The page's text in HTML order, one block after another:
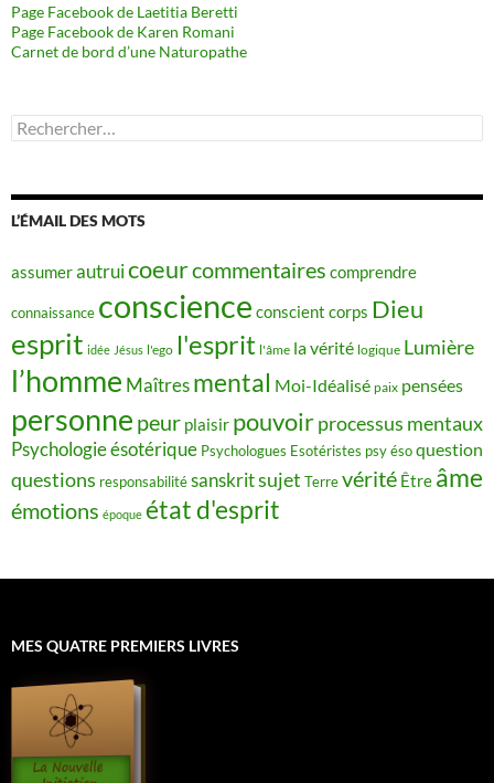
Page Facebook de Laetitia Beretti
Page Facebook de Karen Romani
Carnet de bord d’une Naturopathe
Rechercher :
L’ÉMAIL DES MOTS
assumerautruicoeurcommentaires comprendre
connaissance conscience conscient corps Dieu
esprit idée Jésus l'ego l'esprit l'âme la vérité logique Lumière
l’homme Maîtres mental Moi-Idéalisé paix pensées
personne peur plaisir pouvoirprocessus mentaux
Psychologie ésotérique Psychologues Esotéristes psy ésoquestion
questions responsabilitésanskritsujet Terrevérité Être âme
émotions époque état d'esprit
MES QUATRE PREMIERS LIVRES